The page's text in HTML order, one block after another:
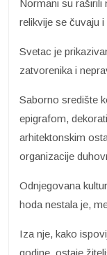
Normani su raširili
relikvije se čuvaju
Svetac je
zatvorenika i
Saborno središte
epigrafom,
arhitektonskim
organizacije
Odnjegovana
hoda nestala je,
Iza nje, kako